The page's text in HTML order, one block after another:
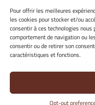
Pour offrir les meilleures
les cookies pour stocker et/ou
consentir à ces technologies
comportement de navigation ou
consentir ou de retirer son
caractéristiques et fonctions.
Opt-out
Gérer mes
Politique de
Déclaration de
Avertissement
Site Officiel - La Chaire
@ 2026